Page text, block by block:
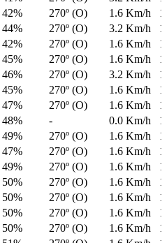
42% 270º (O) 1.6 Km/h
44% 270º (O) 3.2 Km/h
42% 270º (O) 1.6 Km/h
45% 270º (O) 1.6 Km/h
46% 270º (O) 3.2 Km/h
45% 270º (O) 1.6 Km/h
47% 270º (O) 1.6 Km/h
48% - 0.0 Km/h
49% 270º (O) 1.6 Km/h
47% 270º (O) 1.6 Km/h
49% 270º (O) 1.6 Km/h
50% 270º (O) 1.6 Km/h
50% 270º (O) 1.6 Km/h
50% 270º (O) 1.6 Km/h
50% 270º (O) 1.6 Km/h